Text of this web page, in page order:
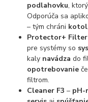
podlahovku,
Odporúča sa
– tým chráni kotol
Protector+ Filter
pre systémy so
kaly navádza do
opotrebovanie
filtrom.
Cleaner F3 – pH-